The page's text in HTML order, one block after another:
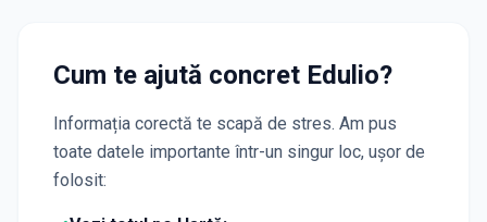
Cum te ajută concret Edulio?
Informația corectă te scapă de stres. Am pus
toate datele importante într-un singur loc, ușor de
folosit: